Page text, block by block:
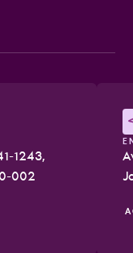
1243,
002